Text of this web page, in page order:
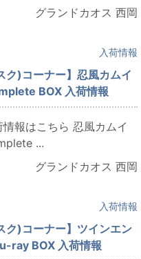
グランドカオス 西岡
入荷情報
ク)コーナー】忍風カムイ
BOX 入荷情報
報はこちら 忍風カムイ
...
グランドカオス 西岡
入荷情報
ク)コーナー】ツインエン
ray BOX 入荷情報